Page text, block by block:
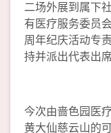
二场外展到属下
有医疗服务委员
周年纪庆活动专
持并派出代表出席
今次由啬色园医
黄大仙慈云山的